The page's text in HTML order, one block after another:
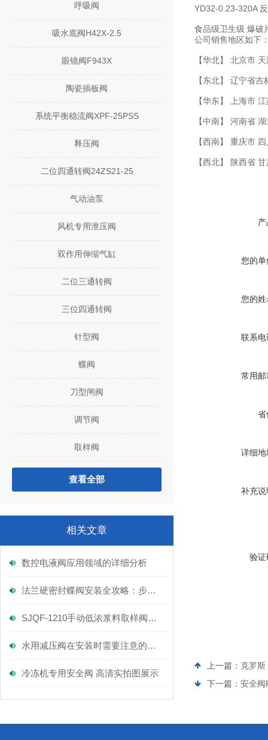
呼吸阀
吸水底阀H42X-2.5
眼镜阀F943X
陶瓷插板阀
系统平衡稳流阀XPF-25PSS
释压阀
二位四通转阀24ZS21-25
气动油泵
风机专用泄压阀
双作用伸缩气缸
二位三通转阀
三位四通转阀
针型阀
蝶阀
刀型闸阀
调节阀
取样阀
查看全部
相关文章
数控电液阀应用领域的详细分析
法兰硬密封蝶阀安装全攻略：步骤详解，轻松上手！
SJQF-1210手动低浓浆料取样阀发福建晋江大型纸厂公司如期交货
水用减压阀在安装时需要注意的事项是什么？
冷冻机专用安全阀 高清实拍图展示
YD32-0.23-320A
食品级卫生级 爆破
公司销售地区如下
【华北】 北京市
【东北】 辽宁省
【华东】 上海市
【中南】 河南省
【西南】 重庆市
【西北】 陕西省
您的单
您的姓
联系电
常用邮
省
详细地
补充说
验证
上一篇： 克罗
下一篇： 安全阀